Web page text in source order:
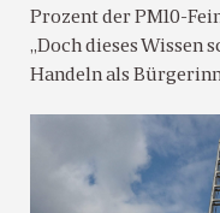
Prozent der PM10-
„Doch dieses Wissen
Handeln als